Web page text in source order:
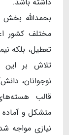
بحمدالله بخش
مختلف کشور
تعطیل، بلکه
تلاش بر
نوجوانان،
قالب
متشکل و آماده
نیازی مواجه